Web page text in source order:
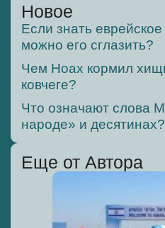
Новое
Если знать
можно его сглазить?
Чем Ноах кормил
ковчеге?
Что означают слова
народе» и десятинах?
Еще от Автора